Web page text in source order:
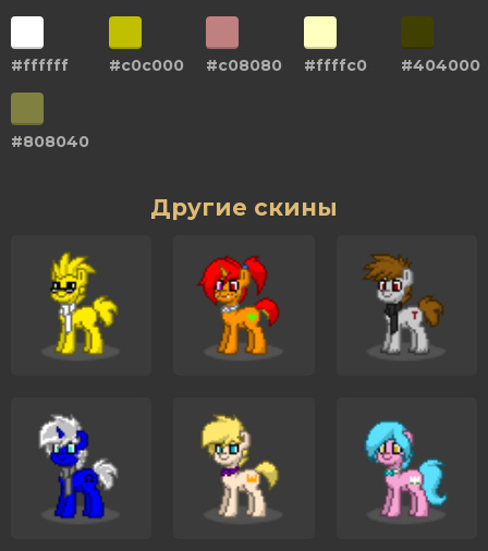
#ffffff #c0c000 #c08080 #ffffc0 #404000
#808040
Другие скины